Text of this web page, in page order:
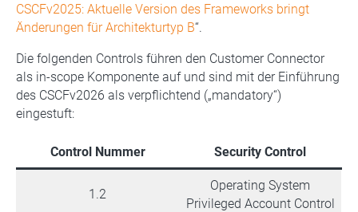
CSCFv2025: Aktuelle Version des Frameworks bringt
Änderungen für Architekturtyp B“.
Die folgenden Controls führen den Customer Connector
als in-scope Komponente auf und sind mit der Einführung
des CSCFv2026 als verpflichtend („mandatory“)
eingestuft:
Control Nummer Security Control
1.2
Operating System
Privileged Account Control